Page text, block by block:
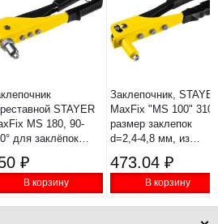
STAYER
MS 180, 90-
для заклёпок
3107_z01
₽
В корзину
Заклепочник,
MaxFix "MS 100"
размер заклепок
d=2,4-4,8 мм, из
корпус
473.04 ₽
В корзину